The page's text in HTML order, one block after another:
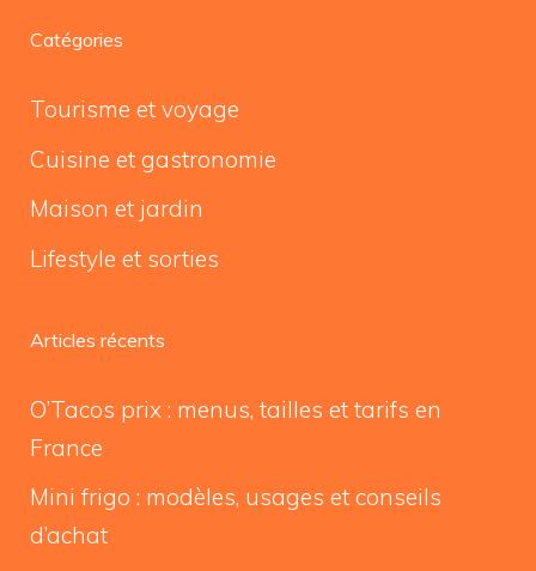
Catégories
Tourisme et voyage
Cuisine et gastronomie
Maison et jardin
Lifestyle et sorties
Articles récents
O’Tacos prix : menus, tailles et tarifs en
France
Mini frigo : modèles, usages et conseils
d’achat